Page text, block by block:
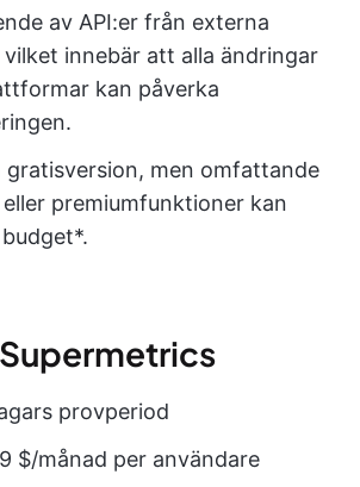
av API:er från externa
innebär att alla ändringar
kan påverka
gratisversion, men omfattande
premiumfunktioner kan
provperiod
$/månad per användare